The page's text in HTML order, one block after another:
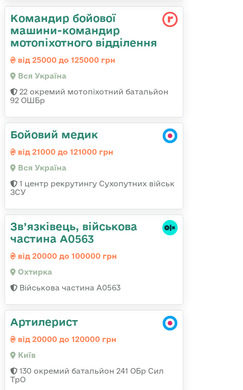
Командир бойової
машини-командир
мотопіхотного відділення
від 25000 до 125000 грн
Вся Україна
22 окремий мотопіхотний батальйон
92 ОШБр
Бойовий медик
від 21000 до 121000 грн
Вся Україна
1 центр рекрутингу Сухопутних військ
ЗСУ
Зв’язківець, військова
частина А0563
від 20000 до 100000 грн
Охтирка
Військова частина А0563
Артилерист
від 20000 до 120000 грн
Київ
130 окремий батальйон 241 ОБр Сил
ТрО